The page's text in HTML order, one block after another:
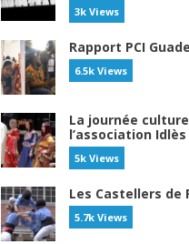
3k Views
Rapport PCI
6.5k Views
La journée
l’association Idlès
5k Views
Les Castellers de
5.7k Views